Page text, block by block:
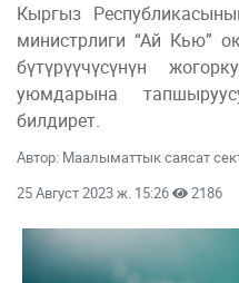
Кыргыз
министрлиги “Ай Кью”
бүтүрүүчүсүнүн
уюмдарына
билдирет.
Автор: Маалыматтык саясат
25 Август 2023 ж. 15:26
2186